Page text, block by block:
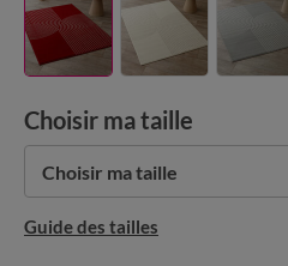
Choisir ma taille
Choisir ma taille
Guide des tailles